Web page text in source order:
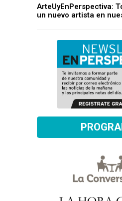
ArteUyEnPerspectiva:
un nuevo artista en